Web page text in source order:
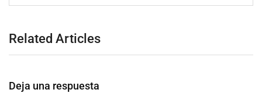
Related Articles
Deja una respuesta